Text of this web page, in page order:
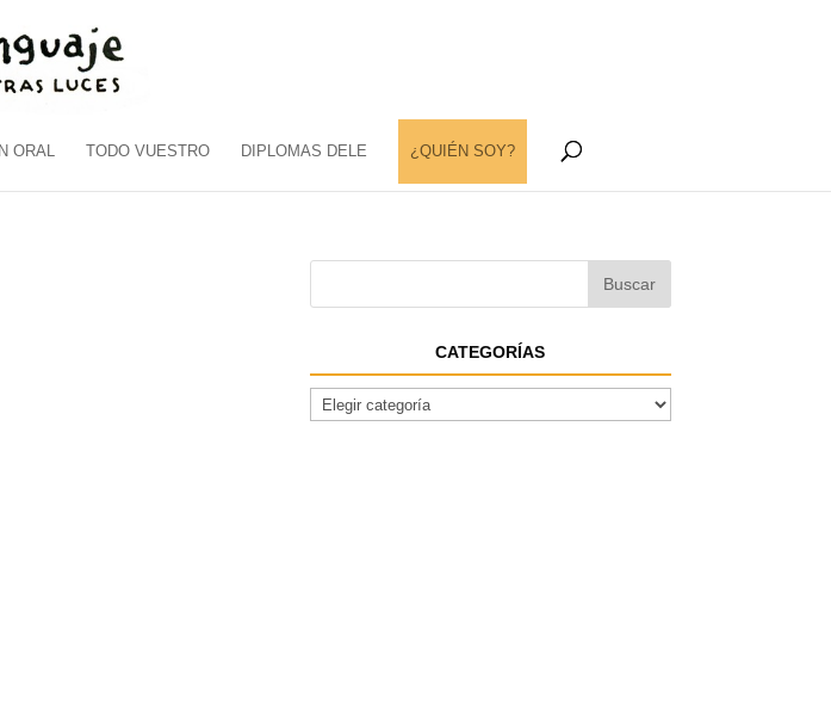
ORAL TODO VUESTRO DIPLOMAS DELE ¿QUIÉN SOY?
CATEGORÍAS